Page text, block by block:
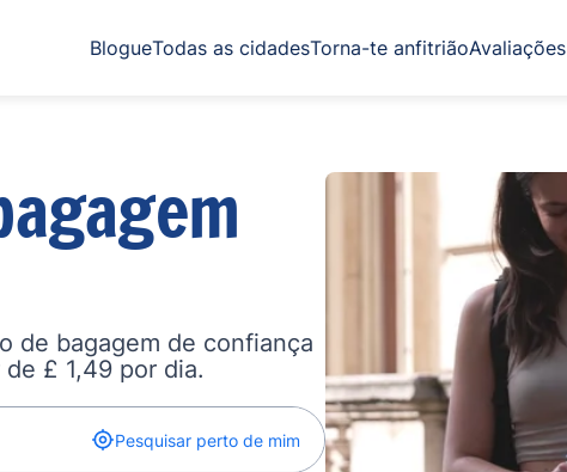
BlogueTodas as cidadesTorna-te anfitriãoAvaliações
de bagagem de confiança
£ 1,49 por dia.
Pesquisar perto de mim